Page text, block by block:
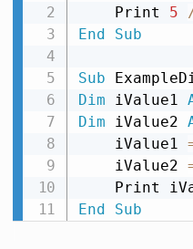
    Print
5
End
Sub
Sub
Dim iValue1
Dim iValue2
    iValue1
    iValue2
Print
End
Sub